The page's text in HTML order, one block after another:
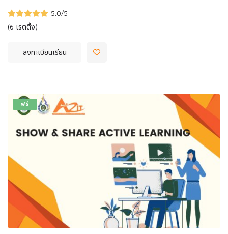
5.0/5
(6 เรตติ้ง)
ลงทะเบียนเรียน
ฟรี